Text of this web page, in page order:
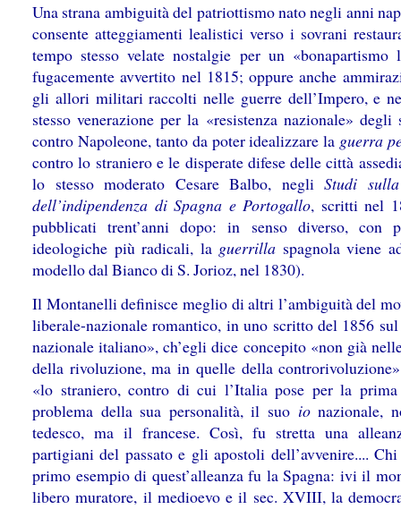
Una strana ambiguità del patriottismo nato negli anni
consente atteggiamenti lealistici verso i sovrani
tempo stesso velate nostalgie per un «bonapartismo
fugacemente avvertito nel 1815; oppure anche
gli allori militari raccolti nelle guerre dell’Impero, e
stesso venerazione per la «resistenza nazionale» degli
contro Napoleone, tanto da poter idealizzare la guerra
contro lo straniero e le disperate difese delle città
lo stesso moderato Cesare Balbo, negli Studi
dell’indipendenza di Spagna e Portogallo, scritti nel
pubblicati trent’anni dopo: in senso diverso, con
ideologiche più radicali, la guerrilla spagnola viene
modello dal Bianco di S. Jorioz, nel 1830).
Il Montanelli definisce meglio di altri l’ambiguità del
liberale-nazionale romantico, in uno scritto del 1856
nazionale italiano», ch’egli dice concepito «non già
della rivoluzione, ma in quelle della
«lo straniero, contro di cui l’Italia pose per la
problema della sua personalità, il suo ionazionale,
tedesco, ma il francese. Così, fu stretta una
partigiani del passato e gli apostoli dell’avvenire....
primo esempio di quest’alleanza fu la Spagna: ivi il
libero muratore, il medioevo e il sec. XVIII, la